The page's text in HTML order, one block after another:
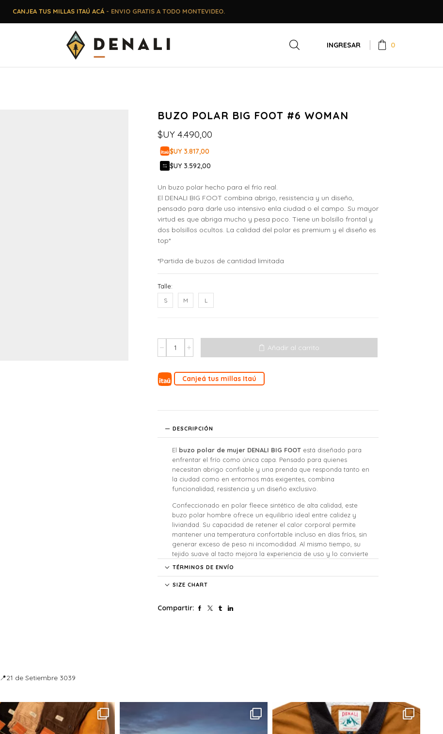
CANJEA TUS MILLAS ITAÚ ACÁ- ENVIO GRATIS A TODO MONTEVIDEO.
INGRESAR 0
BUZO POLAR BIG FOOT #6 WOMAN
$UY 4.490,00
$UY 3.817,00
$UY 3.592,00
Un buzo polar hecho para el frío real.
El DENALI BIG FOOT combina abrigo, resistencia y un diseño,
pensado para darle uso intensivo enla ciudad o el campo. Su mayor
virtud es que abriga mucho y pesa poco. Tiene un bolsillo frontal y
dos bolsillos ocultos. La calidad del polar es premium y el diseño es
top*
*Partida de buzos de cantidad limitada
Talle:
S M L
Añadir al carrito
Canjeá tus millas Itaú
DESCRIPCIÓN
El buzo polar de mujer DENALI BIG FOOT está diseñado para
enfrentar el frío como única capa. Pensado para quienes
necesitan abrigo confiable y una prenda que responda tanto en
la ciudad como en entornos más exigentes, combina
funcionalidad, resistencia y un diseño exclusivo.
Confeccionado en polar fleece sintético de alta calidad, este
buzo polar hombre ofrece un equilibrio ideal entre calidez y
liviandad. Su capacidad de retener el calor corporal permite
mantener una temperatura confortable incluso en días fríos, sin
generar exceso de peso ni incomodidad. Al mismo tiempo, su
tejido suave al tacto mejora la experiencia de uso y lo convierte
en una prenda que vas a querer usar todos los días.
esencial de forma segura y discreta, sin comprometer la
distintos escenarios: desde una jornada en la ciudad hasta una
salida al campo o una escapada de fin de semana. No es solo
un buzo más, es una capa de abrigo confiable que cumple
cuando baja la temperatura.
TÉRMINOS DE ENVÍO
SIZE CHART
Compartir:
📍21 de Setiembre 3039